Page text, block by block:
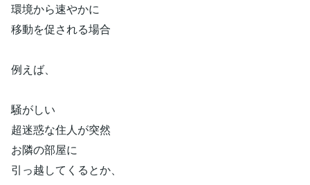
環境から速やかに
移動を促される場合
例えば、
騒がしい
超迷惑な住人が突然
お隣の部屋に
引っ越してくるとか、